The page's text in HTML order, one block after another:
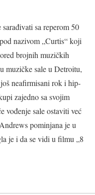
sa reperom 50
nazivom „Curtis“ koji
brojnih muzičkih
muzičke sale u Detroitu,
neafirmisani rok i hip-
zajedno sa svojim
vođenje sale ostaviti već
pominjana je u
je i da se vidi u filmu „8